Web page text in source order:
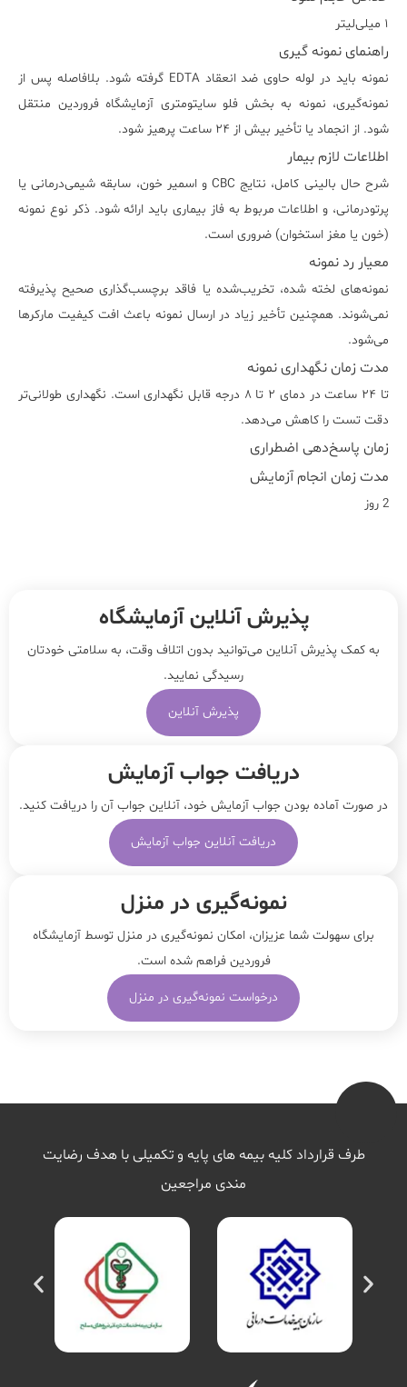
۱ میلی‌لیتر
راهنمای نمونه گیری
نمونه باید در لوله حاوی ضد انعقاد EDTA گرفته شود. بلافاصله پس از
نمونه‌گیری، نمونه به بخش فلو سایتومتری آزمایشگاه فروردین منتقل
شود. از انجماد یا تأخیر بیش از ۲۴ ساعت پرهیز شود.
اطلاعات لازم بیمار
شرح حال بالینی کامل، نتایج CBC و اسمیر خون، سابقه شیمی‌درمانی یا
پرتودرمانی، و اطلاعات مربوط به فاز بیماری باید ارائه شود. ذکر نوع نمونه
(خون یا مغز استخوان) ضروری است.
معیار رد نمونه
نمونه‌های لخته شده، تخریب‌شده یا فاقد برچسب‌گذاری صحیح پذیرفته
نمی‌شوند. همچنین تأخیر زیاد در ارسال نمونه باعث افت کیفیت مارکرها
می‌شود.
مدت زمان نگهداری نمونه
تا ۲۴ ساعت در دمای ۲ تا ۸ درجه قابل نگهداری است. نگهداری طولانی‌تر
دقت تست را کاهش می‌دهد.
زمان پاسخ‌دهی اضطراری
مدت زمان انجام آزمایش
2 روز
پذیرش آنلاین آزمایشگاه
به کمک پذیرش آنلاین می‌توانید بدون اتلاف وقت، به سلامتی خودتان
رسیدگی نمایید.
پذیرش آنلاین
دریافت جواب آزمایش
در صورت آماده بودن جواب آزمایش خود، آنلاین جواب‌ آن را دریافت کنید.
دریافت آنلاین جواب آزمایش
نمونه‌‌گیری در منزل
برای سهولت شما عزیزان، امکان نمونه‌گیری در منزل توسط آزمایشگاه
فروردین فراهم شده است.
درخواست نمونه‌گیری در منزل
طرف قرارداد کلیه بیمه های پایه و تکمیلی با هدف رضایت
مندی مراجعین